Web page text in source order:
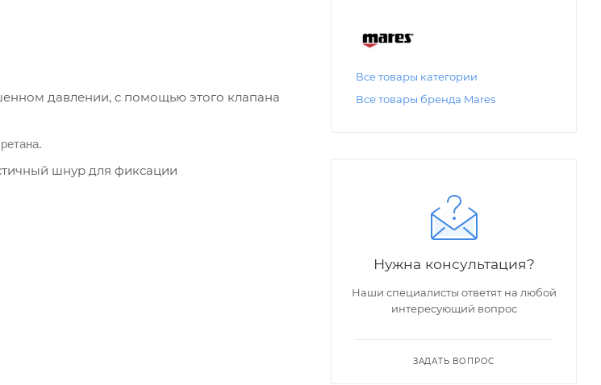
давлении, с помощью этого клапана
шнур для фиксации
Все товары категории
Все товары бренда Mares
Нужна консультация?
Наши специалисты ответят на любой
интересующий вопрос
ЗАДАТЬ ВОПРОС